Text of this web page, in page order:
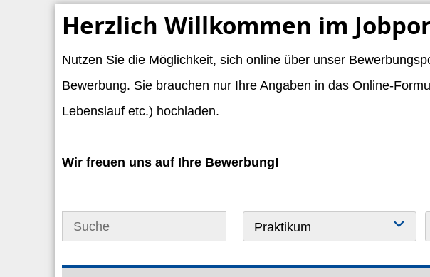
Herzlich Willkommen im
Nutzen Sie die Möglichkeit, sich online über unser
Bewerbung. Sie brauchen nur Ihre Angaben in das Online-
Lebenslauf etc.) hochladen.
Wir freuen uns auf Ihre Bewerbung!
Praktikum